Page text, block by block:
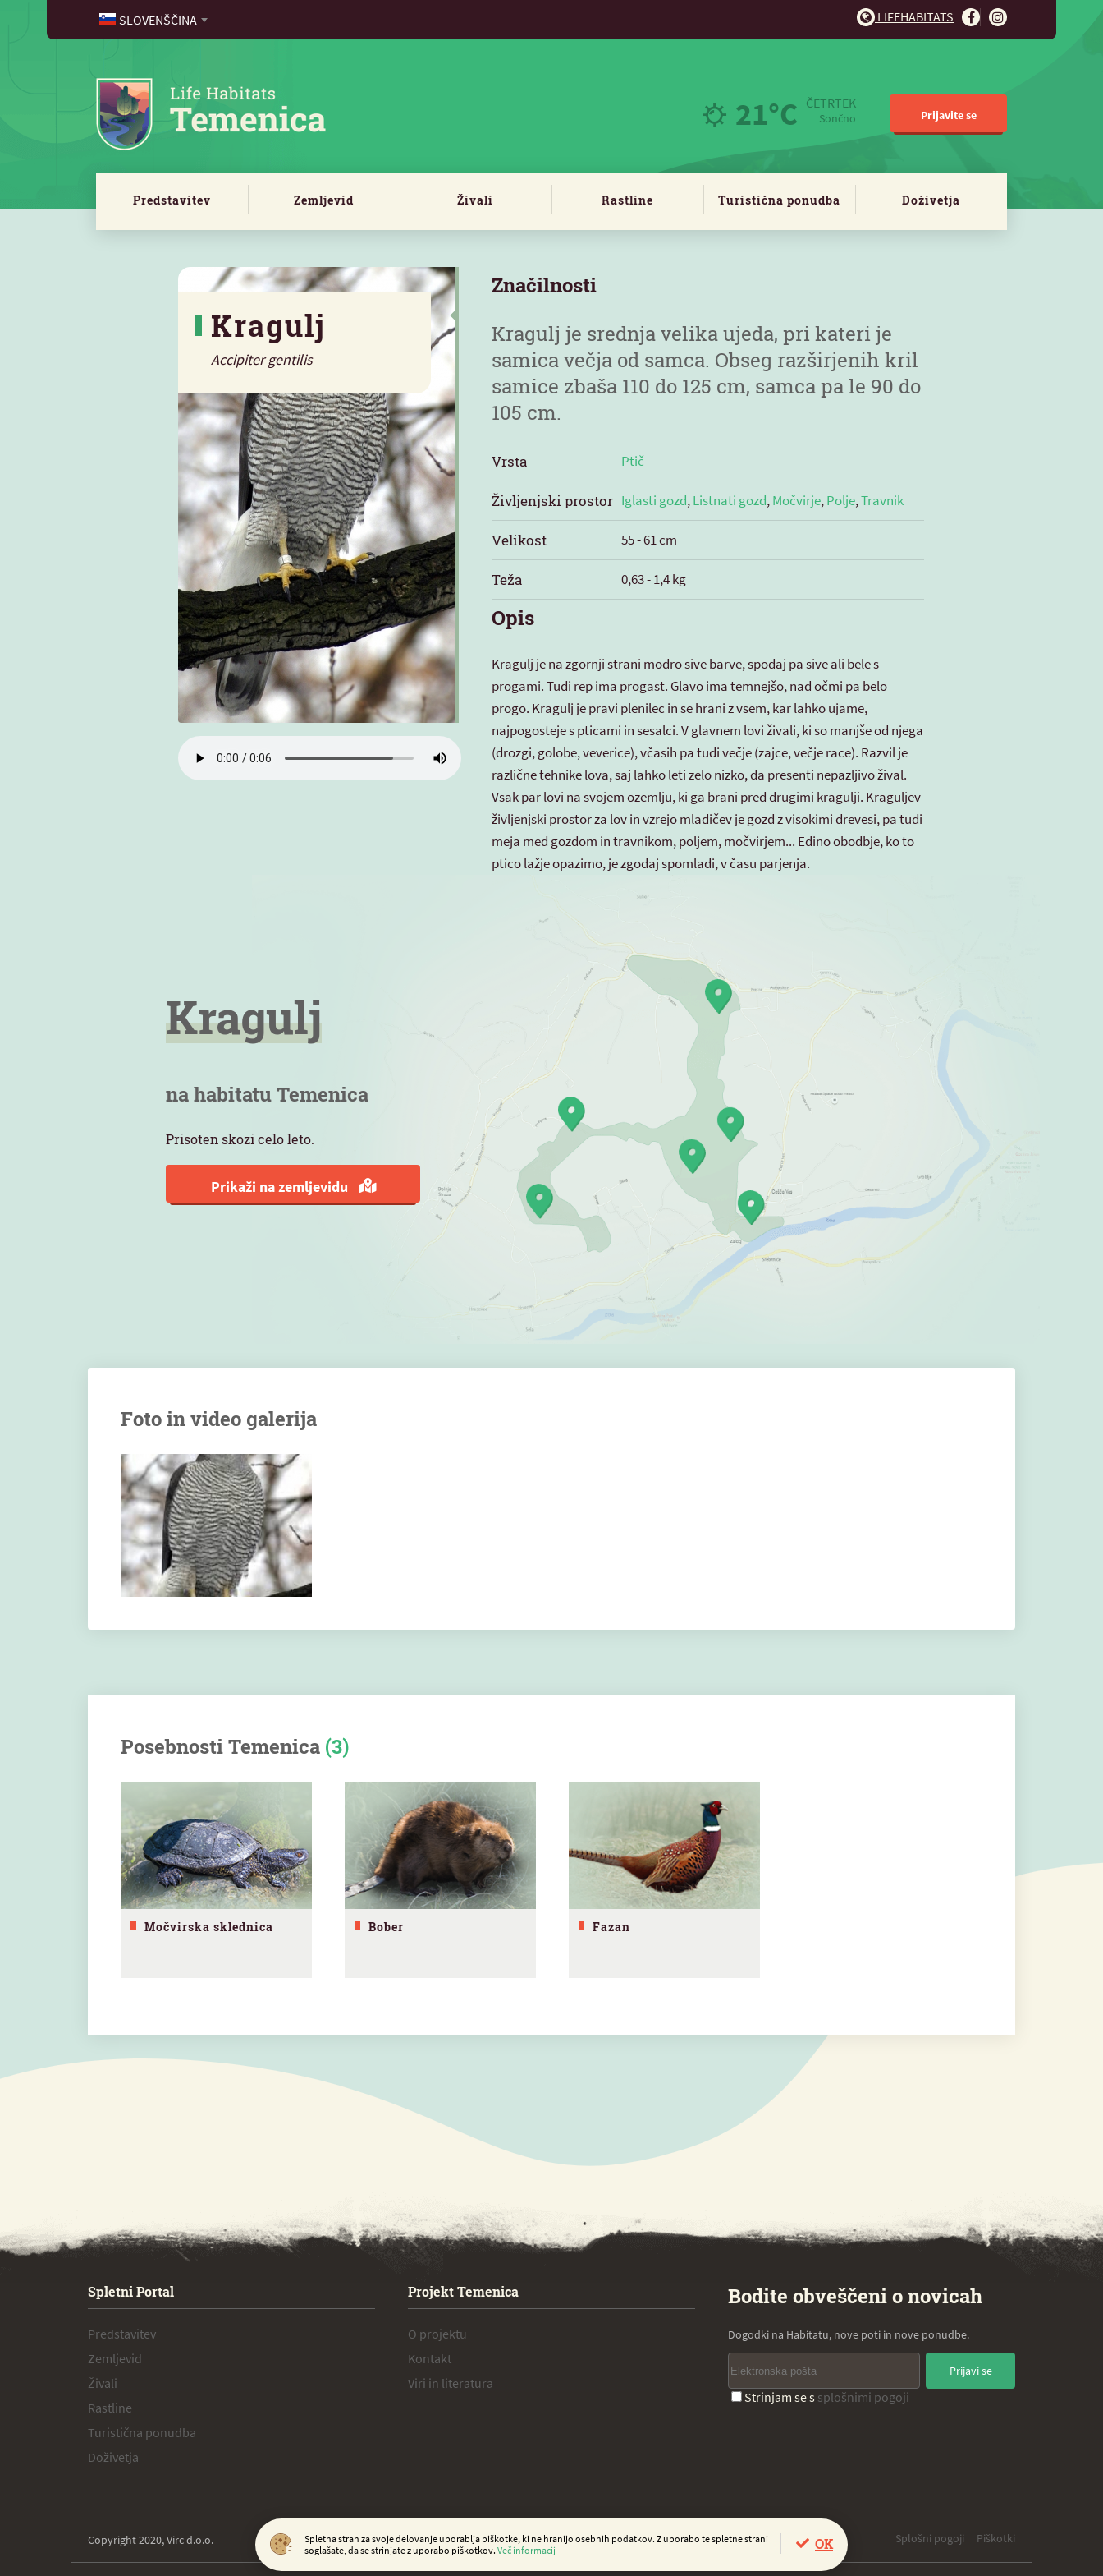
SLOVENŠČINA LIFEHABITATS
21°C ČETRTEK
Sončno Prijavite se
Predstavitev Zemljevid Živali Rastline Turistična ponudba Doživetja
Kragulj
Accipiter gentilis
Značilnosti
Kragulj je srednja velika ujeda, pri kateri je
samica večja od samca. Obseg razširjenih kril
samice zbaša 110 do 125 cm, samca pa le 90 do
105 cm.
Vrsta Ptič
Življenjski prostor Iglasti gozd,Listnati gozd,Močvirje,Polje,Travnik
Velikost 55 - 61 cm
Teža 0,63 - 1,4 kg
Opis
Kragulj je na zgornji strani modro sive barve, spodaj pa sive ali bele s
progami. Tudi rep ima progast. Glavo ima temnejšo, nad očmi pa belo
progo. Kragulj je pravi plenilec in se hrani z vsem, kar lahko ujame,
najpogosteje s pticami in sesalci. V glavnem lovi živali, ki so manjše od njega
(drozgi, golobe, veverice), včasih pa tudi večje (zajce, večje race). Razvil je
različne tehnike lova, saj lahko leti zelo nizko, da presenti nepazljivo žival.
Vsak par lovi na svojem ozemlju, ki ga brani pred drugimi kragulji. Kraguljev
življenjski prostor za lov in vzrejo mladičev je gozd z visokimi drevesi, pa tudi
meja med gozdom in travnikom, poljem, močvirjem... Edino obodbje, ko to
ptico lažje opazimo, je zgodaj spomladi, v času parjenja.
Kragulj
na habitatu Temenica
Prisoten skozi celo leto.
Prikaži na zemljevidu
Foto in video galerija
Posebnosti Temenica (3)
Močvirska sklednica Bober Fazan
OK
Spletna stran za svoje delovanje uporablja piškotke, ki ne hranijo osebnih podatkov. Z uporabo te spletne strani
soglašate, da se strinjate z uporabo piškotkov. Več informacij
Spletni Portal
Predstavitev
Zemljevid
Živali
Rastline
Turistična ponudba
Doživetja
Projekt Temenica
O projektu
Kontakt
Viri in literatura
Bodite obveščeni o novicah
Dogodki na Habitatu, nove poti in nove ponudbe.
Prijavi se
Strinjam se s splošnimi pogoji
Copyright 2020, Virc d.o.o. Splošni pogoji Piškotki